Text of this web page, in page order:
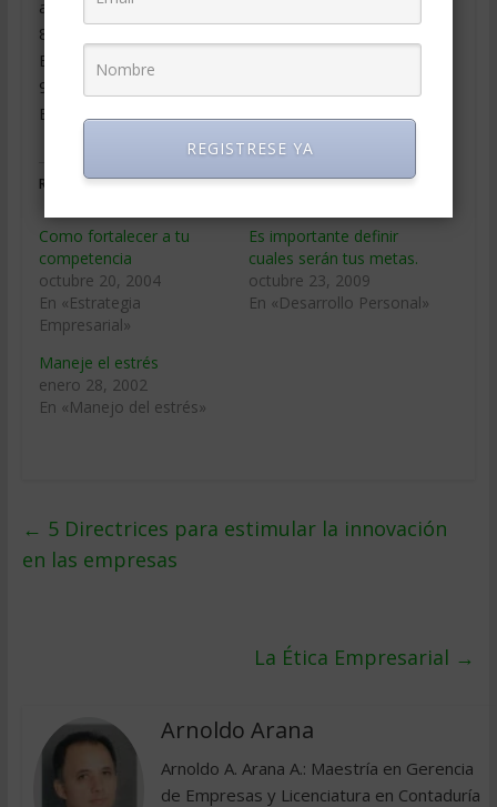
aliviar el estrés, 2001, Ediciones Oniro.
8. Lee Roberta, El síndrome del Superestrés, 2010,
Ediciones Urano.
9. Soler Jaime y Conangla M. Mrecé, La Ecología
Emocional, 2004, Editorial Amat SL.
Relacionado
Como fortalecer a tu
competencia
octubre 20, 2004
En «Estrategia
Empresarial»
Es importante definir
cuales serán tus metas.
octubre 23, 2009
En «Desarrollo Personal»
Maneje el estrés
enero 28, 2002
En «Manejo del estrés»
← 5 Directrices para estimular la innovación
en las empresas
La Ética Empresarial →
Arnoldo Arana
Arnoldo A. Arana A.: Maestría en Gerencia
de Empresas y Licenciatura en Contaduría
REGISTRESE YA